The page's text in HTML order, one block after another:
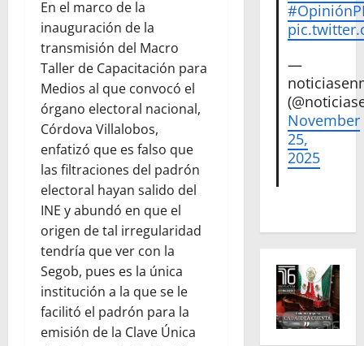
En el marco de la
inauguración de la
transmisión del Macro
Taller de Capacitación para
Medios al que convocó el
órgano electoral nacional,
Córdova Villalobos,
enfatizó que es falso que
las filtraciones del padrón
electoral hayan salido del
INE y abundó en que el
origen de tal irregularidad
tendría que ver con la
Segob, pues es la única
institución a la que se le
facilitó el padrón para la
emisión de la Clave Única
—
November
25,
2025